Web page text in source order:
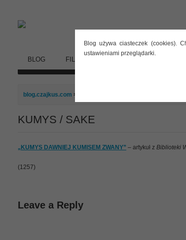
Blog używa ciasteczek (cookies).
ustawieniami przeglądarki.
BLOG FILMY
blog.czajkus.com > KUMYS / SAKE
KUMYS / SAKE
„KUMYS DAWNIEJ KUMISEM ZWANY” – artykuł z Biblioteki
(1257)
Leave a Reply